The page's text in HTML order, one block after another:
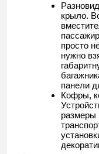
крыло.
просто
нужно
панели
Кофры,
размеры